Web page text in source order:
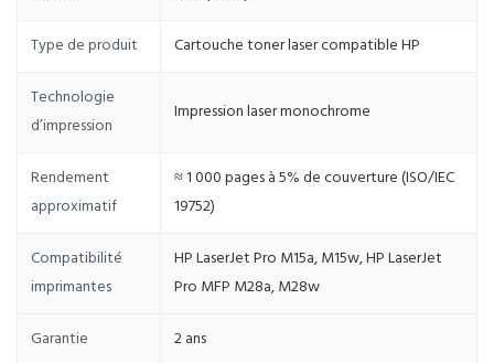
Type de produit Cartouche toner laser compatible HP
Technologie
d’impression
Impression laser monochrome
Rendement
approximatif
≈ 1 000 pages à 5% de couverture (ISO/IEC
19752)
Compatibilité
imprimantes
HP LaserJet Pro M15a, M15w, HP LaserJet
Pro MFP M28a, M28w
Garantie 2 ans